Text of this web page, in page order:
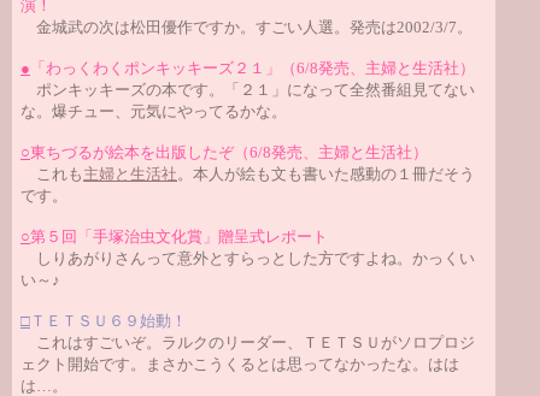
演！
金城武の次は松田優作ですか。すごい人選。発売は2002/3/7。
● 「わっくわくポンキッキーズ２１」（6/8発売、主婦と生活社）
ポンキッキーズの本です。「２１」になって全然番組見てない
な。爆チュー、元気にやってるかな。
○東ちづるが絵本を出版したぞ（6/8発売、主婦と生活社）
これも 主婦と生活社。本人が絵も文も書いた感動の１冊だそう
です。
○第５回「手塚治虫文化賞」贈呈式レポート
しりあがりさんって意外とすらっとした方ですよね。かっくい
い～♪
□ ＴＥＴＳＵ６９始動！
これはすごいぞ。ラルクのリーダー、ＴＥＴＳＵがソロプロジ
ェクト開始です。まさかこうくるとは思ってなかったな。はは
は…。